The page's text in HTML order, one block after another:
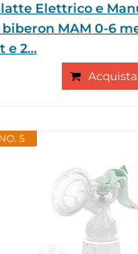
Elettrico e
biberon MAM 0-6
e 2...
5